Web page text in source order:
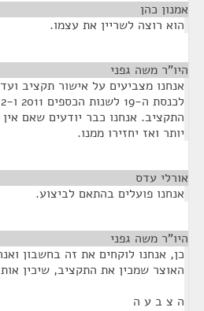
אמנון כהן
הוא רוצה לשריין את עצמו.
היו"ר משה גפני
אנחנו מצביעים על אישור תקציב
התקציב. אנחנו כבר יודעים שאם
יותר ואז יחזירו ממנו.
אורלי עדס
אנחנו פועלים בהתאם לביצוע.
היו"ר משה גפני
כן, אנחנו לוקחים את זה בחשבון
האוצר שמכין את התקציב, שיכין
ה צ ב ע ה